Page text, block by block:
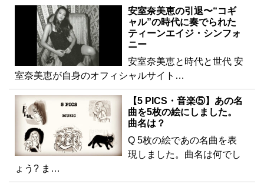
安室奈美恵の引退〜“コギ
ャル”の時代に奏でられた
ティーンエイジ・シンフォ
ニー
安室奈美恵と時代と世代 安
室奈美恵が自身のオフィシャルサイト…
【5 PICS・音楽⑤】あの名
曲を5枚の絵にしました。
曲名は？
Q 5枚の絵であの名曲を表
現しました。曲名は何でし
ょう? ま…